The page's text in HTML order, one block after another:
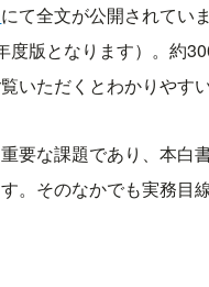
にて全文が公開されてい
度版となります）。約
いただくとわかりやす
要な課題であり、本白
。そのなかでも実務目